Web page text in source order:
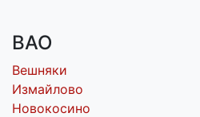
ВАО
Вешняки
Измайлово
Новокосино